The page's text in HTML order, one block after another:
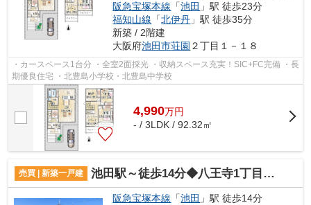
阪急宝塚本線 「池田 」駅 徒歩23分
福知山線 「北伊丹 」駅 徒歩35分
新築 / 2階建
大阪府池田市荘園 ２丁目１－１８
・カースペース1台分 ・全室2面採光 ・収納スペース充実！SIC+FC完備 ・長
期優良住宅 ・北豊島小学校・北豊島中学校
4,990万円
- / 3LDK / 92.32㎡
売買 | 新築一戸建 池田駅～徒歩14分◆八王寺1丁目◆新築戸建
阪急宝塚本線 「池田 」駅 徒歩14分